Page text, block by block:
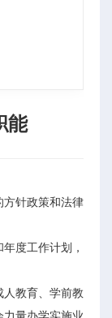
能
方针政策和法律
度工作计划，
人教育、学前教